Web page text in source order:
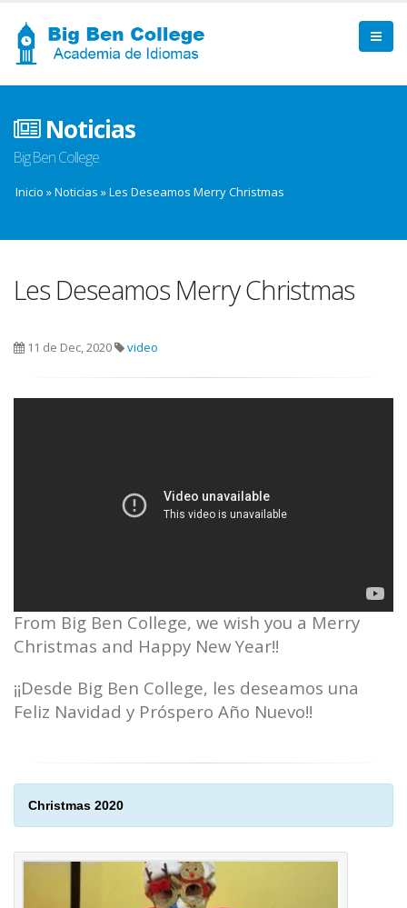
Noticias
Big Ben College
Inicio »Noticias »Les Deseamos Merry Christmas
Les Deseamos Merry Christmas
11 de Dec, 2020 video
From Big Ben College, we wish you a Merry
Christmas and Happy New Year!!
¡¡Desde Big Ben College, les deseamos una
Feliz Navidad y Próspero Año Nuevo!!
Christmas 2020